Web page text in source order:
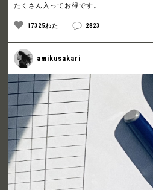
たくさん入ってお得です。
17325わた 2823
amikusakari